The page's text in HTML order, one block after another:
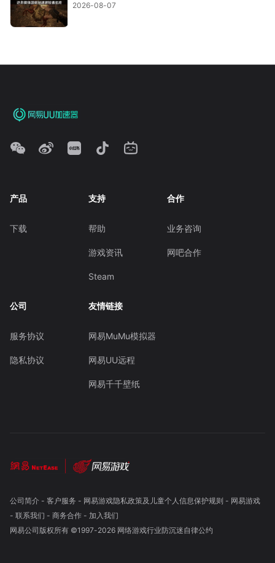
2026-08-07
产品
下载
支持
帮助
游戏资讯
Steam
合作
业务咨询
网吧合作
公司
服务协议
隐私协议
友情链接
网易MuMu模拟器
网易UU远程
网易千千壁纸
公司简介- 客户服务 - 网易游戏隐私政策及儿童个人信息保护规则 - 网易游戏
- 联系我们 - 商务合作- 加入我们
网易公司版权所有 ©1997-2026 网络游戏行业防沉迷自律公约